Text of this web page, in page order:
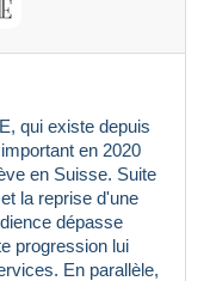
qui existe depuis
en 2020
en Suisse. Suite
la reprise d'une
dépasse
progression lui
En parallèle,